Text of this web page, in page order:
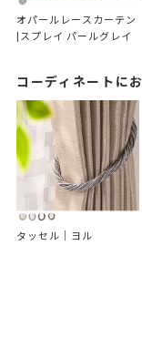
オパールレースカーテン
|スプレイ パールグレイ
コーディネートに
タッセル｜ヨル